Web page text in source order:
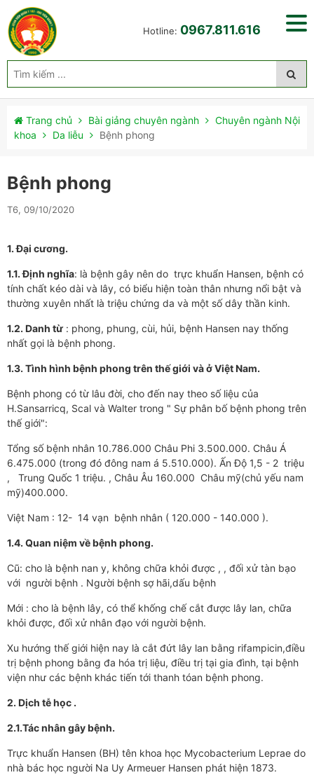
Hotline: 0967.811.616
Trang chủ Bài giảng chuyên ngành
Chuyên ngành Nội
khoa
Da liễu Bệnh phong
Bệnh phong
T6, 09/10/2020
1. Đại cương.
1.1. Định nghĩa: là bệnh gây nên do trực khuẩn Hansen, bệnh có
tính chất kéo dài và lây, có biểu hiện toàn thân nhưng nổi bật và
thường xuyên nhất là triệu chứng da và một số dây thần kinh.
1.2. Danh từ : phong, phung, cùi, hủi, bệnh Hansen nay thống
nhất gọi là bệnh phong.
1.3. Tình hình bệnh phong trên thế giới và ở Việt Nam.
Bệnh phong có từ lâu đời, cho đến nay theo số liệu của
H.Sansarricq, Scal và Walter trong " Sự phân bố bệnh phong trên
thế giới":
Tổng số bệnh nhân 10.786.000 Châu Phi 3.500.000. Châu Á
6.475.000 (trong đó đông nam á 5.510.000). Ấn Độ 1,5 - 2 triệu
, Trung Quốc 1 triệu. , Châu Âu 160.000 Châu mỹ(chủ yếu nam
mỹ)400.000.
Việt Nam : 12- 14 vạn bệnh nhân ( 120.000 - 140.000 ).
1.4. Quan niệm về bệnh phong.
Cũ: cho là bệnh nan y, không chữa khỏi được , , đối xử tàn bạo
với người bệnh . Người bệnh sợ hãi,dấu bệnh
Mới : cho là bệnh lây, có thể khống chế cắt được lây lan, chữa
khỏi được, đối xử nhân đạo với người bệnh.
Xu hướng thế giới hiện nay là cắt đứt lây lan bằng rifampicin,điều
trị bệnh phong bằng đa hóa trị liệu, điều trị tại gia đình, tại bệnh
viện như các bệnh khác tiến tới thanh tóan bệnh phong.
2. Dịch tễ học .
2.1.Tác nhân gây bệnh.
Trực khuẩn Hansen (BH) tên khoa học Mycobacterium Leprae do
nhà bác học người Na Uy Armeuer Hansen phát hiện 1873.